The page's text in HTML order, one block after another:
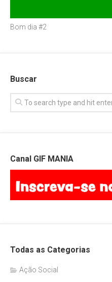
Bom dia #2
Buscar
Canal GIF MANIA
Todas as Categorias
Ação Social